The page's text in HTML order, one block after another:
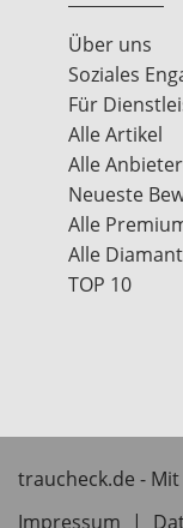
Über uns
Soziales
Für
Alle Artikel
Alle Anbieter
Neueste
Alle
Alle
TOP 10
traucheck.de - Mit
Impressum
|